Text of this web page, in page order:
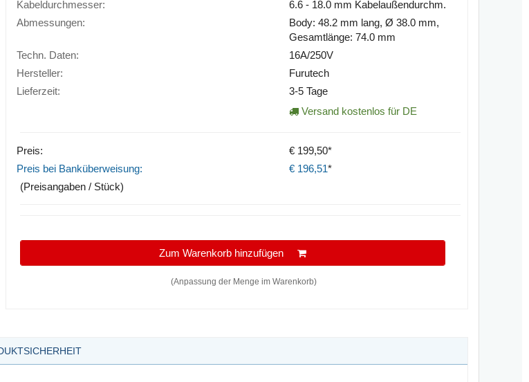
Kabeldurchmesser:
6.6 - 18.0 mm Kabelaußendurchm.
Abmessungen:
Body: 48.2 mm lang, Ø 38.0 mm,
Gesamtlänge: 74.0 mm
Techn. Daten:
16A/250V
Hersteller:
Furutech
Lieferzeit:
3-5 Tage
Versand kostenlos für DE
Preis:
€ 199,50*
Preis bei Banküberweisung:
€ 196,51*
(Preisangaben / Stück)
Zum Warenkorb hinzufügen
(Anpassung der Menge im Warenkorb)